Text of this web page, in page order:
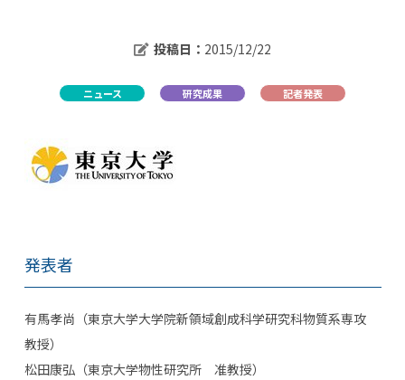
投稿日： 2015/12/22
ニュース 研究成果 記者発表
発表者
有馬孝尚（東京大学大学院新領域創成科学研究科物質系専攻
教授）
松田康弘（東京大学物性研究所 准教授）